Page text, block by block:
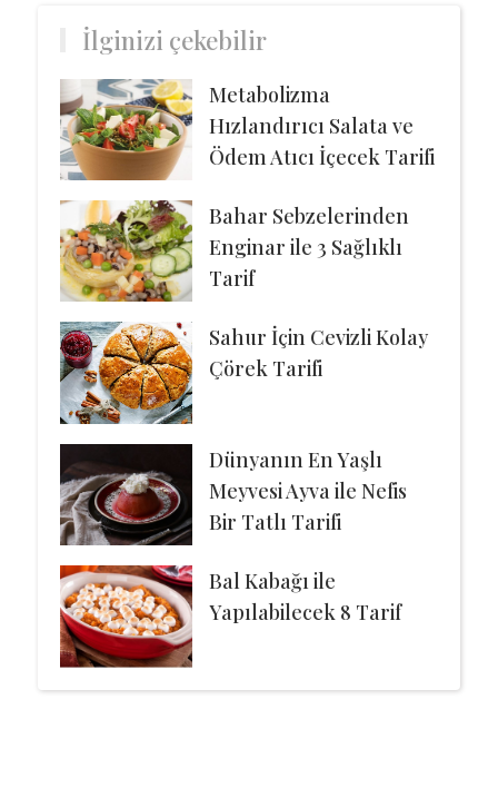
İlginizi çekebilir
Metabolizma
Hızlandırıcı Salata ve
Ödem Atıcı İçecek Tarifi
Bahar Sebzelerinden
Enginar ile 3 Sağlıklı
Tarif
Sahur İçin Cevizli Kolay
Çörek Tarifi
Dünyanın En Yaşlı
Meyvesi Ayva ile Nefis
Bir Tatlı Tarifi
Bal Kabağı ile
Yapılabilecek 8 Tarif